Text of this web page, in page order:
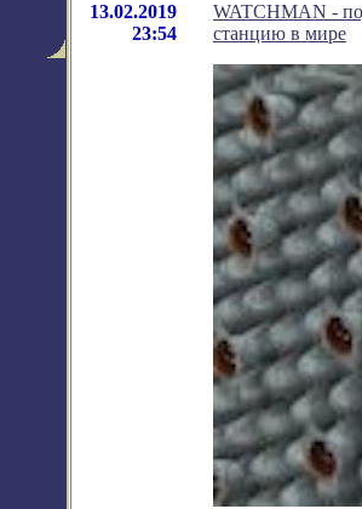
13.02.2019
23:54
WATCHMAN -
станцию в мире